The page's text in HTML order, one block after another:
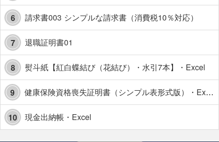
6 請求書003 シンプルな請求書（消費税10％対応）
7 退職証明書01
8 熨斗紙【紅白蝶結び（花結び）・水引7本】・Excel
9 健康保険資格喪失証明書（シンプル表形式版）・Excel【見本付き】
10 現金出納帳・Excel